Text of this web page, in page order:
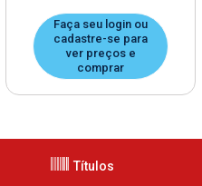
Faça seu login ou
cadastre-se para
ver preços e
comprar
Títulos